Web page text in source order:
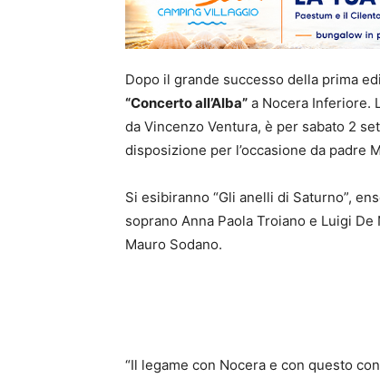
Dopo il grande successo della prima
“Concerto all’Alba” a Nocera Inferiore.
da Vincenzo Ventura, è per sabato 2
disposizione per l’occasione da padre
Si esibiranno “Gli anelli di Saturno”,
soprano Anna Paola Troiano e Luigi
Mauro Sodano.
“Il legame con Nocera e con questo